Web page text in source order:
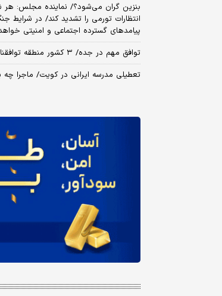
بنزین گران می‌شود؟/ نماینده مجلس: هر
انتظارات تورمی را تشدید کند/ در شرایط
پیامدهای گسترده اجتماعی و امنیتی
توافق مهم در جده/ ۳ کشور منطقه توافقنامه نظامی امضا می‌کنند
تعطیلی مدرسه ایرانی در کویت/ ماجرا چه